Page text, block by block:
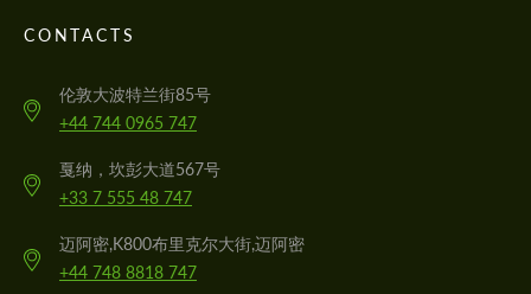
CONTACTS
伦敦大波特兰街85号
+44 744 0965 747
戛纳，坎彭大道567号
+33 7 555 48 747
迈阿密,K800布里克尔大街,迈阿密
+44 748 8818 747